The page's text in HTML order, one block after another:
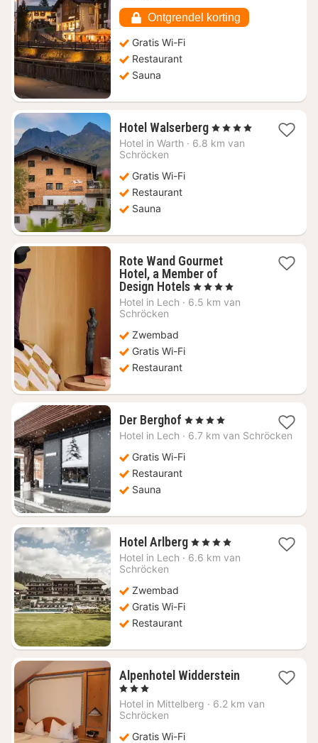
Ontgrendel korting
Gratis Wi-Fi
Restaurant
Sauna
Hotel Walserberg1
nacht
, 4 Sterren
Hotel in Warth · 6.8 km van
Schröcken
Gratis Wi-Fi
Restaurant
Sauna
Rote Wand Gourmet
Hotel, a Member of
Design Hotels1
nacht
, 4 Sterren
Hotel in Lech · 6.5 km van
Schröcken
Zwembad
Gratis Wi-Fi
Restaurant
Der Berghof 1
nacht
€
, 4 Sterren
Hotel in Lech · 6.7 km van Schröcken
Gratis Wi-Fi
Restaurant
Sauna
Hotel Arlberg1
nacht
, 4 Sterren
Hotel in Lech · 6.6 km van
Schröcken
Zwembad
Gratis Wi-Fi
Restaurant
Alpenhotel Widderstein1
vanaf
, 3 Sterren
Hotel in Mittelberg · 6.2 km van
Schröcken
Gratis Wi-Fi